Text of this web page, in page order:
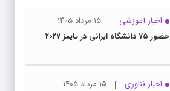
اخبار آموزشی
۱۵ مرداد ۱۴۰۵
حضور ۷۵ دانشگاه ایرانی در تایمز ۲۰۲۷
اخبار فناوری
۱۵ مرداد ۱۴۰۵